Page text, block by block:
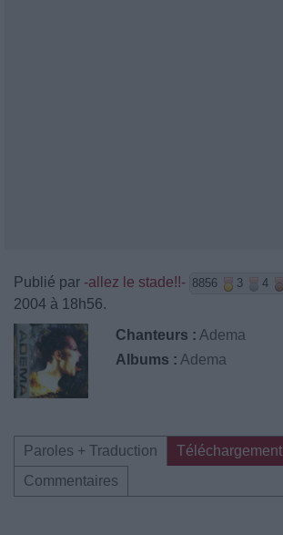
Publié par -allez le stade!!- 8856 3 4
2004 à 18h56.
Chanteurs : Adema
Albums : Adema
Paroles + Traduction Téléchargement
Commentaires